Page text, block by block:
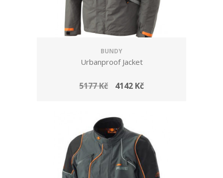
BUNDY
Urbanproof Jacket
5177 Kč 4142 Kč